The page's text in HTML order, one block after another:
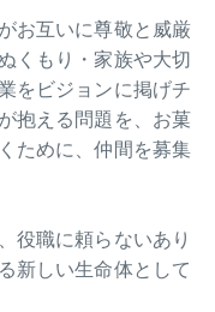
お互いに尊敬と威厳
くもり・家族や大切
をビジョンに掲げチ
抱える問題を、お菓
ために、仲間を募集
役職に頼らないあり
新しい生命体として